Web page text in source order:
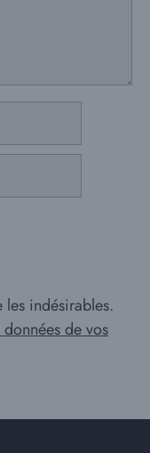
indésirables.
de vos